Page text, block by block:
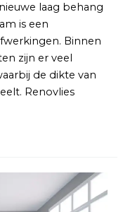
laag behang
is een
Binnen
zijn er veel
de dikte van
Renovlies